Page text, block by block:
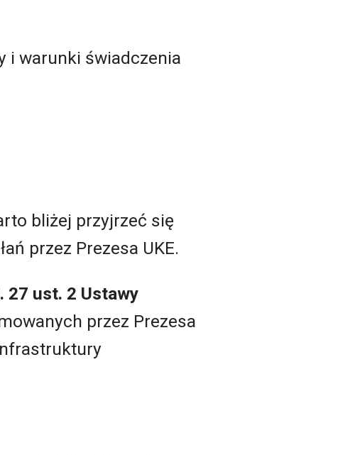
i warunki świadczenia
bliżej przyjrzeć się
przez Prezesa UKE.
27 ust. 2 Ustawy
przez Prezesa